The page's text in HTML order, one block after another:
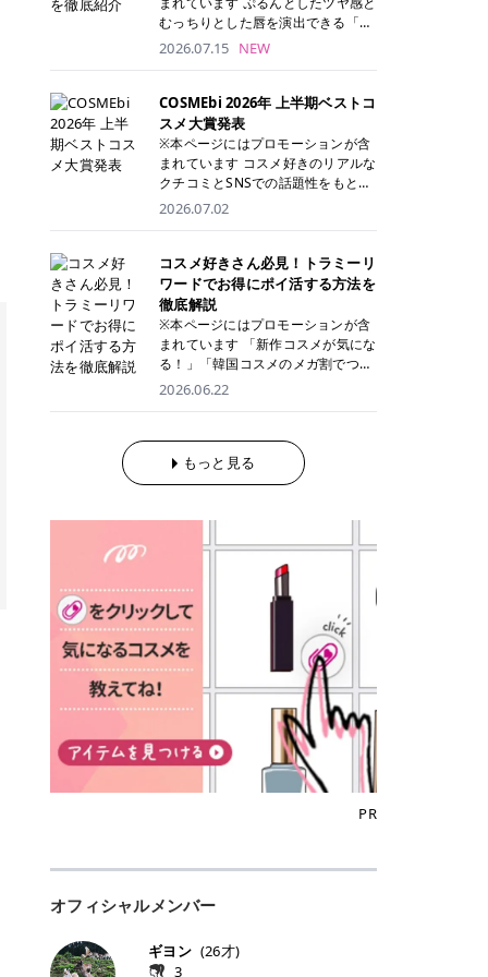
が多く、拭き取り後にそのまま部分
用パックとして使えるトナーパッド
も増えています。 一方、拭き取り化
粧水は液体タイプのため、コットン
整しやすく、お気に入りの化粧水を
使いたい方やコストを抑えて続けた
い方にもおすすめです。 トナーパッ
ドのメリット トナーパッドは、角質
ケア・保湿ケア・部分用パックまで
1枚で行える便利なスキンケアアイ
テムです。 ここでは、トナーパッド
す。 古い角質や皮脂汚れをやさしく
オフ トナーパッドを使用すること
で、洗顔だけでは落としきれない古
い角質や余分な皮脂汚れをやさしく
拭き取り、なめらかな肌へ整えま
す。 保湿ケアまで1枚でできる 保湿
成分を配合したトナーパッドなら、
ケアにもぴったりです。 部分パック
としても使える 多くのトナーパッド
は、乾燥が気になる頬や額、小鼻な
アとしても活用できます。 トナーパ
ッドの選び方 トナーパッドは、配合
成分やパッドの素材によって特徴が
異なります。 自分の肌悩みや理想の
仕上がりに合わせて選ぶことで、毎
日のスキンケアに取り入れやすくな
ります。 肌悩みに合わせて選ぶ パ
ッドの素材で選ぶ トナーパッドの使
い方 洗顔後すぐの清潔な肌に使用し
ます。 STEP1 エンボス面（凹凸
面）で顔全体をやさしく拭き取りま
す。 特に小鼻・あご・額など皮脂や
古い角質が気になる部分は丁寧にな
じませましょう。 STEP2 パッドを
裏返し、フラット面で顔全体をやさ
しく押さえながら化粧水をなじませ
キンケアを行います。 乾燥が気にな
パックとして使用するのもおすすめ
こからは、保湿ケアや肌荒れケア、
毛穴ケアなど目的別におすすめのト
ら、コストパフォーマンスも重視し
たい方に！ メディオスターモノリス
メディオスターNeXT PRO 公式サイ
ト> レジーナクリニック 52,800円
(税込)/5回 99,000円(税込)/5回 ジェ
ントルシリーズを選べるため、脱毛
機にこだわりたい方におすすめ！ ジ
ェントルマックスプロ ジェントルマ
ックスプロプラス ジェントルレーズ
プロ ソプラノチタニウム 公式サイ
ト> エミナルクリニック 49,500円
(税込)/6回 93,500円(税込)/6回 エミ
定！月々払いも安くて通いやすい ク
リスタルプロ 公式サイト> リゼクリ
ニック 109,800円(税込)/5回 144,80
0円(税込)/5回 毛質に合わせて脱毛
機を選択可能！有効期限も5年と長
くマイペースに通いやすい ラシャ
メディオスターNeXT PRO ジェント
ルYAGプロ 公式サイト> ｜そもそも
うの？ 脱毛を考えたときに、まず悩
むのが「医療脱毛とエステ脱毛、ど
っちがいいの？」ということではな
するまでの期間や必要な施術回数が
大きな違いとして挙げられます！ 医
療脱毛は、医療機関（クリニックや
皮膚科など）だけで扱える高出力の
レーザーを使って、発毛組織にアプ
ローチする施術といわれています。
そのため、少ない回数で永久脱毛
（※）を目指すことができます。
（※永久脱毛とは一生毛が1本も生
えてこないという意味ではなく、ア
メリカの基準に基づき「長期間にわ
たって毛量が明らかに減少している
状態が維持されること」を指しま
のがメリットですが、毛根を破壊す
ます。 なお、医療脱毛は保険がきか
ない自由診療なので、クリニックに
います。だからこそ、しっかり比較
す。 これから手軽に全身医療脱毛を
後までチェックして、ご自身にぴっ
ください！ クリニック 全身＋VIO
全身＋VIO＋顔 特徴 脱毛器 詳細 フ
レイアクリニック 52,800円(税込)/5
回 94,600円(税込)/5回 肌への負担
に配慮しながら、コストパフォーマ
ンスも重視したい方に！ メディオス
ターモノリス メディオスターNeXT
PRO 公式サイト> レジーナクリニッ
ク 52,800円(税込)/5回 99,000円(税
込)/5回 ジェントルシリーズを選べ
るため、脱毛機にこだわりたい方に
おすすめ！ ジェントルマックスプロ
ジェントルマックスプロプラス ジェ
ントルレーズプロ ソプラノチタニウ
ム 公式サイト> エミナルクリニック
49,500円(税込)/6回 93,500円(税
込)/6回 エミナルクリニックの始め
通いやすい クリスタルプロ 公式サ
イト> リゼクリニック 109,800円(税
込)/5回 144,800円(税込)/5回 毛質に
すい ラシャ メディオスターNeXT P
RO ジェントルYAGプロ 公式サイト
> ※医療脱毛は自由診療です。治療
には赤み、痒み、火傷、毛嚢炎、一
時的な硬毛化などのリスクが伴いま
す。 目次▼ 1. エミナルクリニック
の魅力とは？選ばれる3つの特徴 ・
最短6か月からの脱毛プランが選べ
る！ ・全国60院以上＆21時まで営
業！ ・痛みに配慮した医療脱毛器の
導入と肌トラブル対応 2. エミナル
クリニックの口コミ・評判 3. エミ
ナルクリニックの全身脱毛料金プラ
・追加費用がかからないシステム ・
リニックのお得な割引・キャンペー
で割引 ・ペア限定プラン｜家族や友
人と一緒にスタートできる ・他社か
むっちりとした唇を演出できる「C
ANMAKE（キャンメイク）むちぷる
湿ケアも叶えられることから、SNS
でも話題の人気リップです。 「自分
にはどのカラーが似合う？」「イエ
ベ・ブルベ別のおすすめは？」と気
になっている方も多いのではないで
とともにご紹介！それぞれの色味や
なメイクに合うのかまで詳しく解説
します✨ ※メイクアップ効果による
CANMAKE むちぷるティントとは？
CANMAKE むちぷるティントは、テ
ィント・プランパー・保湿ケアを1
本で叶えるリップです。 するすると
塗れるなめらかなテクスチャーで、
縦ジワをカバーしながら、むっちり
としたツヤのある唇を演出します。
るため、乾燥しにくくデイリー使い
にもぴったり！ アイテム詳細を見る
ような血色感を演出するヌーディー
ピンク。 黄みと青みのバランスが良
く、自然になじむコーラル系カラー
です。 自然な血色感をプラスしてく
れるので、ナチュラルメイクとの相
性抜群。 可愛らしく、多幸感のある
印象に仕上がります。 ワインベリー
｜気品をまとうローズレッド 深みの
ある青みレッド。 大人っぽく華やか
な印象を与えるベリーカラーです。
ひと塗りで顔全体が華やかになり、
リップを主役にしたメイクが完成。
クールで上品な雰囲気を演出できま
ニュートラルな発色で、肌色を選び
落ち着いた印象に仕上がり、オン・
いめメイクにもカジュアルメイクに
もマッチします。 ラズベリーケーキ
2026.07.15 NEW
COSMEbi 2026年 上半期ベストコ
スメ大賞発表
※本ページにはプロモーションが含
まれています コスメ好きのリアルな
クチコミとSNSでの話題性をもとに
選出された、COSMEbi 2026年上半
た名品たちを、カテゴリ別にご紹介
します。 本記事では、2025年11月
～2026年4月までの半年間におい
て、COSMEbi内でのクチコミとSN
Sでの話題性を元に選出されたコス
メやスキンケアなどの化粧品を「総
国コスメ」に分けて1位～3位までを
ランキング形式で発表！ 2026年上
半期 総合大賞 AMUSE（アミュー
ズ）「 ジェルフィットグロス」 👑
「ジェルフィットグロス」の特徴 唇
ーグロスが広がり、ふっくらボリュ
フティングしたような、新しいリッ
プティンググロス💄 実際に使用した
方のクチコミ > 5 > プルプル > 唇に
塗るPDRNグロス > > AMUSE ジェ
ルフィットグロス > > ぷっくりツヤ
ツヤだけどベタっとした感じはなく
て使いやすいですね。プランピング
効果で少しスーッとします。ここは
好き嫌いがあるかもしれませんが慣
チップは片面がツルツル、片面がモ
ケモケになってます。 > > 桜グロス
【日本限定色】：上品なピンクベー
も上品で使いやすい色ですね。すも
いるので華やかそうに見えるけど、
> > スキンケア成分が配合されてい
て保湿もしっかりしてくれます。最
2026.07.02
コスメ好きさん必見！トラミーリ
ワードでお得にポイ活する方法を
徹底解説
※本ページにはプロモーションが含
まれています 「新作コスメが気にな
る！」「韓国コスメのメガ割でつい
買いすぎてしまう……」 そんな美容
を少し工夫するだけでポイントを貯
められるため、コスメやスキンケア
にかかる費用を少しでも抑えたい方
も、＠cosmeも、いつものコスメ購
入を“ちょっとお得”に変えられるの
が、トラミーリワードです✨ 今回
は、トラミーリワードの特徴や活用
方法、美容好きさんにおすすめな理
由を詳しくご紹介します！ トラミー
リワードとは？ 「トラミーリワー
ド」は、東証グロース上場企業であ
る株式会社アイズが運営する、安
心・安全なポイントサイト機能で
す。 トラミーリワードは、トラミー
会員向けのポイントサービスです。
対象ショップやサービスを利用する
ことでポイントを獲得でき、貯まっ
たポイントはAmazonギフト券やド
ットマネーなどに交換できます。 普
イ活初心者でも始めやすいのが魅力
段よく使っているコスメ通販サイト
けでポイントが貯まるのが大きな魅
力です✨ 例えば、、、 ・メガ割の
2026.06.22
もっと見る
PR
オフィシャルメンバー
ギヨン (26才)
3